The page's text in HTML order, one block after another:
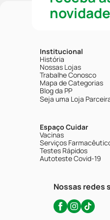
Institucional
História
Nossas Lojas
Trabalhe Conosco
Mapa de Categorias
Blog da PP
Seja uma Loja
Espaço Cuidar
Vacinas
Serviços
Testes Rápidos
Autoteste Covid-19
Nossas redes